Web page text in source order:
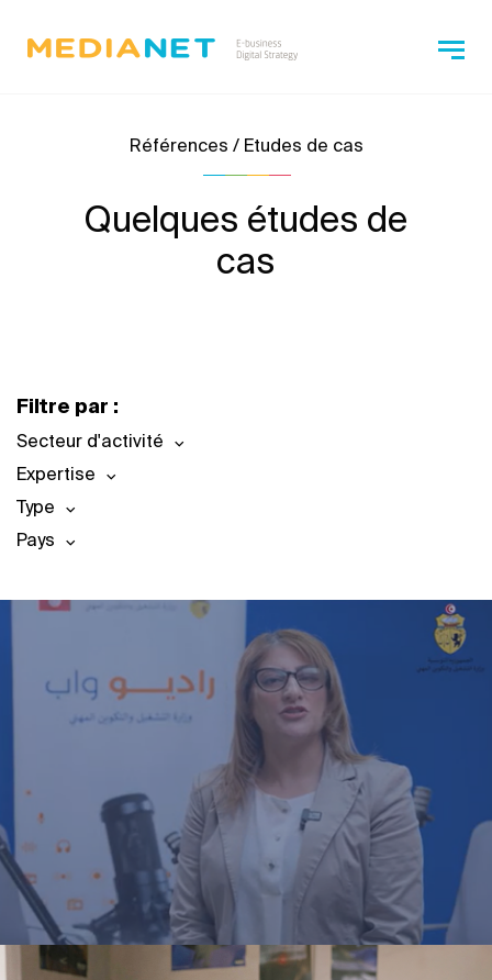
Références / Etudes de cas
Quelques études de
cas
Filtre par :
Secteur d'activité
Expertise
Type
Pays